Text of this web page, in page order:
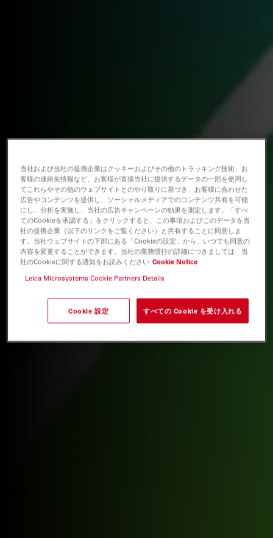
当社および当社の提携企業はクッキーおよびその他のトラッキング技術、お
客様の連絡先情報など、お客様が直接当社に提供するデータの一部を使用し
てこれらやその他のウェブサイトとのやり取りに基づき、お客様に合わせた
広告やコンテンツを提供し、ソーシャルメディアでのコンテンツ共有を可能
にし、分析を実施し、当社の広告キャンペーンの効果を測定します。「すべ
てのCookieを承認する」をクリックすると、この事項およびこのデータを当
社の提携企業（以下のリンクをご覧ください）と共有することに同意しま
す。当社ウェブサイトの下部にある「Cookieの設定」から、いつでも同意の
内容を変更することができます。当社の業務慣行の詳細につきましては、当
社のCookieに関する通知をお読みください Cookie Notice
Leica Microsystems Cookie Partners Details
Cookie 設定 すべての Cookie を受け入れる